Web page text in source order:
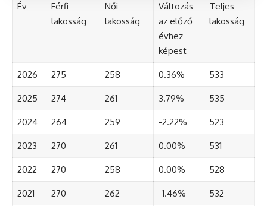
Év
Férfi
lakosság
Női
lakosság
Változás
az előző
évhez
képest
Teljes
lakosság
2026 275 258 0.36% 533
2025 274 261 3.79% 535
2024 264 259 -2.22% 523
2023 270 261 0.00% 531
2022 270 258 0.00% 528
2021 270 262 -1.46% 532